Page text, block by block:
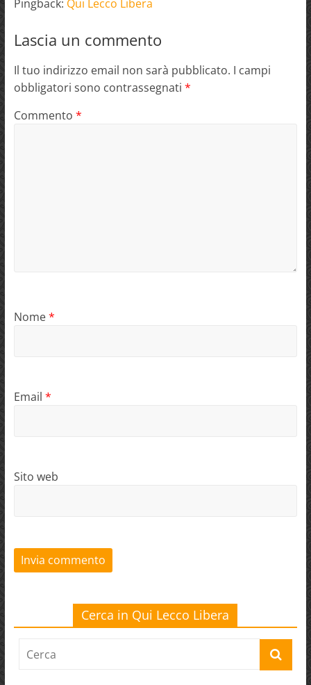
Pingback: Qui Lecco Libera
Lascia un commento
Il tuo indirizzo email non sarà pubblicato. I campi
obbligatori sono contrassegnati *
Commento *
Nome*
Email *
Sito web
Cerca in Qui Lecco Libera